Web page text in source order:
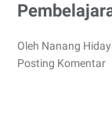
Oleh Nanang
Posting Komentar